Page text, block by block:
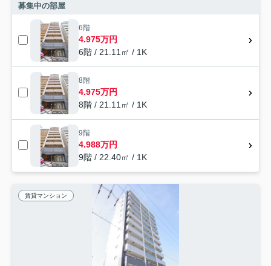
募集中の部屋
6階
4.975万円
6階 / 21.11㎡ / 1K
8階
4.975万円
8階 / 21.11㎡ / 1K
9階
4.988万円
9階 / 22.40㎡ / 1K
賃貸マンション